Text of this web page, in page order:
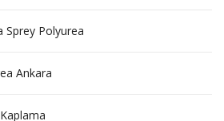
Sprey Polyurea
Ankara